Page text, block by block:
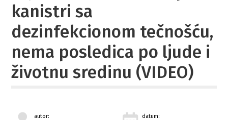
kanistri sa
dezinfekcionom tečnošću,
nema posledica po ljude i
životnu sredinu (VIDEO)
autor: datum: